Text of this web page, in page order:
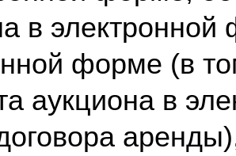
в
форме (в
аукциона в